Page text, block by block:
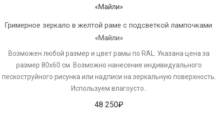
Гримерное зеркало в желтой раме с подсветкой лампочками
«Майли»
Возможен любой размер и цвет рамы по RAL. Указана цена за
размер 80х60 см. Возможно нанесение индивидуального
пескоструйного рисунка или надписи на зеркальную поверхность.
Используем влагоусто..
48 250₽